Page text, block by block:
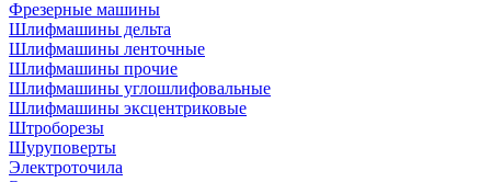
Фрезерные машины
Шлифмашины дельта
Шлифмашины ленточные
Шлифмашины прочие
Шлифмашины углошлифовальные
Шлифмашины эксцентриковые
Штроборезы
Шуруповерты
Электроточила